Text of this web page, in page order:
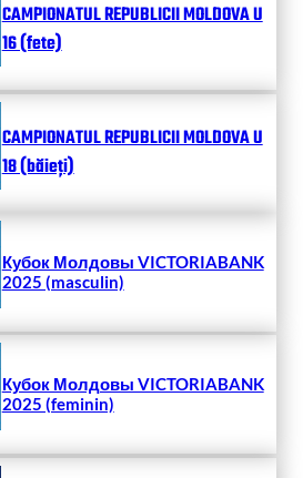
CAMPIONATUL REPUBLICII MOLDOVA U
16 (fete)
CAMPIONATUL REPUBLICII MOLDOVA U
18 (băieți)
Кубок Молдовы VICTORIABANK
2025 (masculin)
Кубок Молдовы VICTORIABANK
2025 (feminin)